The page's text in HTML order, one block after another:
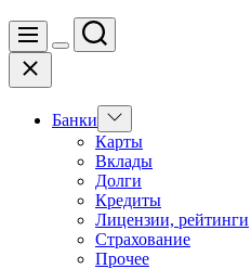
Меню
Цвет
Поиск
Закрыть
Банки
Показать
подменю
Карты
Вклады
Долги
Кредиты
Лицензии, рейтинги
Страхование
Прочее